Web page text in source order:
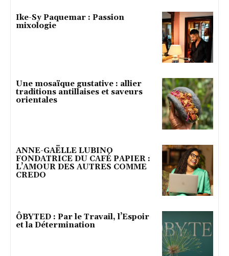
Ike-Sy Paquemar : Passion
mixologie
Une mosaïque gustative : allier
traditions antillaises et saveurs
orientales
ANNE-GAËLLE LUBINO
FONDATRICE DU CAFÉ PAPIER :
L’AMOUR DES AUTRES COMME
CREDO
ÔBYTED : Par le Travail, l’Espoir
et la Détermination